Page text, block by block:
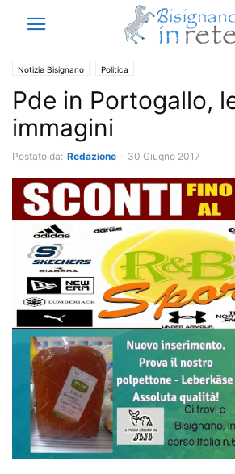
Notizie Bisignano Politica
Pde in Portogallo,
immagini
Postato da: Redazione - 30 Giugno 2017